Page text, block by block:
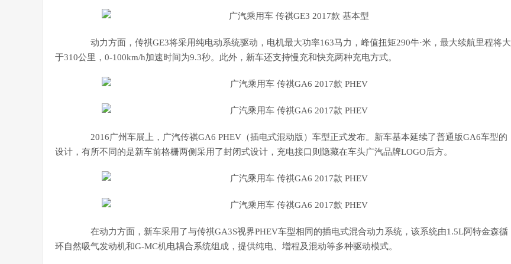
动力方面，传祺GE3将采用纯电动系统驱动，电机最大功率163马力，峰值扭矩290牛·米，最大续航里程将大
于310公里，0-100km/h加速时间为9.3秒。此外，新车还支持慢充和快充两种充电方式。
2016广州车展上，广汽传祺GA6 PHEV（插电式混动版）车型正式发布。新车基本延续了普通版GA6车型的
设计，有所不同的是新车前格栅两侧采用了封闭式设计，充电接口则隐藏在车头广汽品牌LOGO后方。
在动力方面，新车采用了与传祺GA3S视界PHEV车型相同的插电式混合动力系统，该系统由1.5L阿特金森循
环自然吸气发动机和G-MC机电耦合系统组成，提供纯电、增程及混动等多种驱动模式。